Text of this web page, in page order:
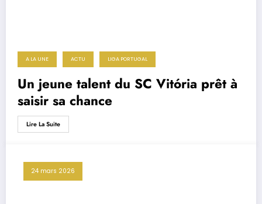
A LA UNE ACTU LIGA PORTUGAL
Un jeune talent du SC Vitória prêt à
saisir sa chance
Lire La Suite
24 mars 2026